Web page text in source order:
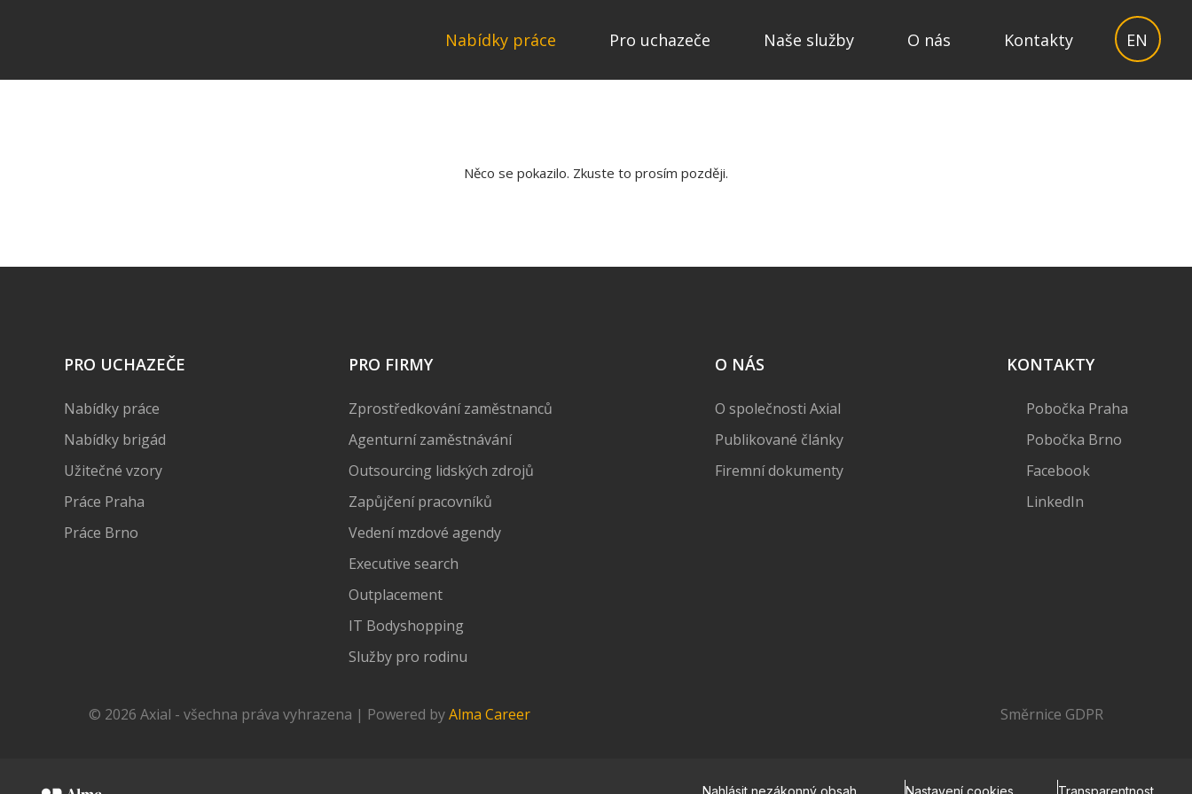
Nabídky práce Pro uchazeče Naše služby O nás Kontakty EN
Něco se pokazilo. Zkuste to prosím později.
PRO UCHAZEČE
Nabídky práce
Nabídky brigád
Užitečné vzory
Práce Praha
Práce Brno
PRO FIRMY
Zprostředkování zaměstnanců
Agenturní zaměstnávání
Outsourcing lidských zdrojů
Zapůjčení pracovníků
Vedení mzdové agendy
Executive search
Outplacement
IT Bodyshopping
Služby pro rodinu
O NÁS
O společnosti Axial
Publikované články
Firemní dokumenty
KONTAKTY
Pobočka Praha
Pobočka Brno
Facebook
LinkedIn
© 2026 Axial - všechna práva vyhrazena | Powered byAlma Career Směrnice GDPR
Nahlásit nezákonný obsah Nastavení cookies Transparentnost